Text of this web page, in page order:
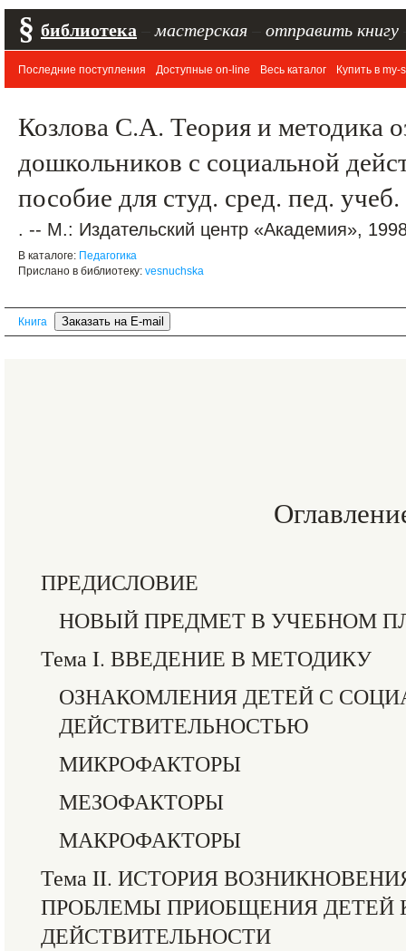
§ библиотека мастерская отправить книгу
Последние поступления Доступные on-line Весь каталог Купить в my-
Козлова С.А. Теория и методика
дошкольников с социальной
пособие для студ. сред. пед.
. -- М.: Издательский центр «Академия»,
В каталоге: Педагогика
Прислано в библиотеку: vesnuchska
Книга
ПРЕДИСЛОВИЕ
НОВЫЙ ПРЕДМЕТ В УЧЕБНОМ
Тема I. ВВЕДЕНИЕ В МЕТОДИКУ
ОЗНАКОМЛЕНИЯ ДЕТЕЙ С
ДЕЙСТВИТЕЛЬНОСТЬЮ
МИКРОФАКТОРЫ
МЕЗОФАКТОРЫ
МАКРОФАКТОРЫ
Тема II. ИСТОРИЯ
ПРОБЛЕМЫ ПРИОБЩЕНИЯ ДЕТЕЙ
ДЕЙСТВИТЕЛЬНОСТИ